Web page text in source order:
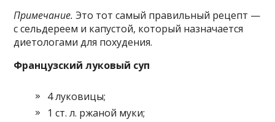
Примечание. Это тот самый правильный рецепт —
с сельдереем и капустой, который назначается
диетологами для похудения.
Французский луковый суп
4 луковицы;
1 ст. л. ржаной муки;